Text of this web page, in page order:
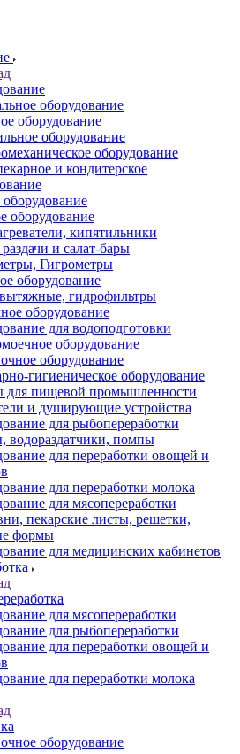
оборудование
оборудование
оборудование
оборудование
и кондитерское
оборудование
кипятильники
и салат-бары
Гигрометры
оборудование
гидрофильтры
оборудование
для водоподготовки
оборудование
оборудование
гигиеническое оборудование
для пищевой промышленности
и душирующие устройства
для рыбопереработки
водораздатчики, помпы
для переработки овощей и
для переработки молока
для мясопереработки
пекарские листы, решетки,
формы
для медицинских кабинетов
для мясопереработки
для рыбопереработки
для переработки овощей и
для переработки молока
оборудование